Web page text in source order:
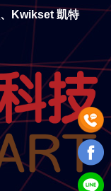
Kwikset 凱特